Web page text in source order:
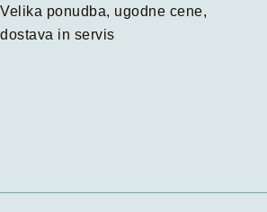
Velika ponudba, ugodne cene,
dostava in servis